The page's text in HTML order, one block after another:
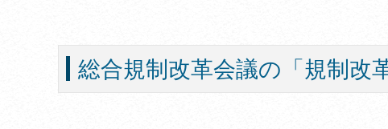
総合規制改革会議の「規制改